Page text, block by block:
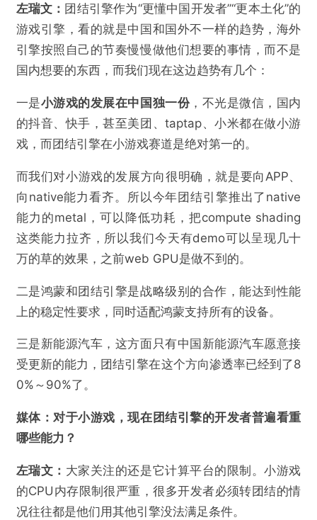
左瑞文： 团结引擎作为“更懂中国开发者”“更本土化”的
游戏引擎，看的就是中国和国外不一样的趋势，海外
引擎按照自己的节奏慢慢做他们想要的事情，而不是
国内想要的东西，而我们现在这边趋势有几个：
一是小游戏的发展在中国独一份，不光是微信，国内
的抖音、快手，甚至美团、taptap、小米都在做小游
戏，而团结引擎在小游戏赛道是绝对第一的。
而我们对小游戏的发展方向很明确，就是要向APP、
向native能力看齐。所以今年团结引擎推出了native
能力的metal，可以降低功耗，把compute shading
这类能力拉齐，所以我们今天有demo可以呈现几十
万的草的效果，之前web GPU是做不到的。
二是鸿蒙和团结引擎是战略级别的合作，能达到性能
上的稳定性要求，同时适配鸿蒙支持所有的设备。
三是新能源汽车，这方面只有中国新能源汽车愿意接
受更新的能力，团结引擎在这个方向渗透率已经到了8
0%～90%了。
媒体：对于小游戏，现在 团结引擎的开发者普遍看重
哪些能力？
左瑞文： 大家关注的还是它计算平台的限制。小游戏
的CPU内存限制很严重，很多开发者必须转团结的情
况往往都是他们用其他引擎没法满足条件。